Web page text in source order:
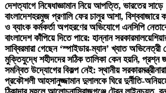
দেশত্যাগে নিষেধাজ্ঞামান নিয়ে আপত্তি, ভারতের সাড়ে
বাংলাদেশহরমুজ প্রণালি ফের চালুর আশা, বিশ্ববাজারে
ও ব্যাংক কর্মকর্তা অপহরণের অভিযোগে এনসিপি
বাংলাদেশ কাঁপিয়ে দিতে পারে: হান্নান সরকার
সাব্বিরমারা গেছেন ‘স্পাইডার-ম্যান’ খ্যাত অভিনেত্রী
মুক্তিযুদ্ধে শহীদদের সঠিক তালিকা কেন হয়নি, প্রশ্ন
সমন্বিত উদ্যোগের বিকল্প নেই: স্থানীয় সরকারমন্ত্রী
প্রকৌশলী আহসানুজ্জামান দুলালকে ঘিরে দুর্নীতি-